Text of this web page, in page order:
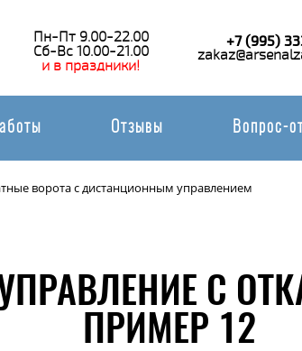
Пн-Пт 9.00-22.00
Сб-Вс 10.00-21.00
и в праздники!
+7 (995)
Отзывы Вопрос-
ворота с дистанционным управлением
С
ПРИМЕР 12